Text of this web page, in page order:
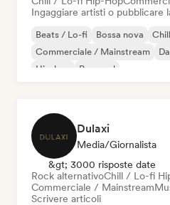
Ingaggiare artisti o pubblicare
Beats / Lo-fi Bossa nova
Commerciale / Mainstream
Hip-hop
Pop soul
Dulaxi
Media/Giornalista
&gt; 3000 risposte date
Rock alternativoChill / Lo-fi
Commerciale / Mainstream
Scrivere articoli